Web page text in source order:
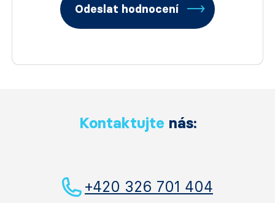
Odeslat hodnocení
Kontaktujte nás:
+420 326 701 404